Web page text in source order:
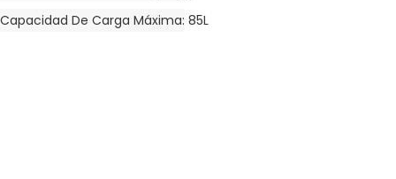
Capacidad De Carga Máxima 85L